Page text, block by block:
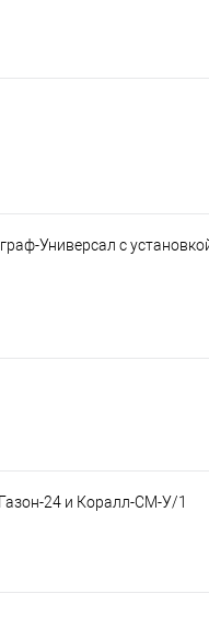
Универсал с
24 и Коралл-СМ-У/1